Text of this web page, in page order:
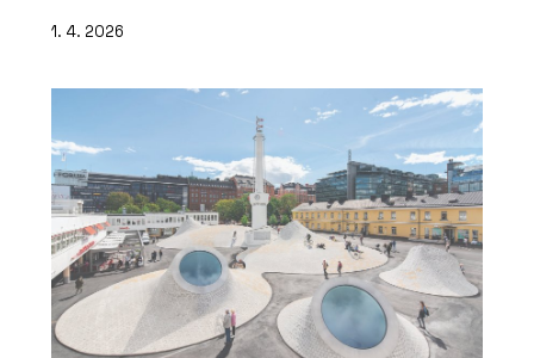
1. 4. 2026